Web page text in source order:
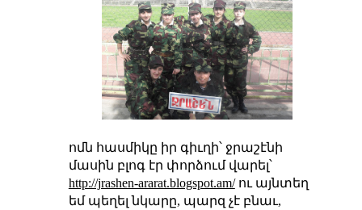
ոմն հասմիկը իր գիւղի՝ ջրաշէնի
մասին բլոգ էր փորձում վարել՝
http://jrashen-ararat.blogspot.am/ու այնտեղ
եմ պեղել նկարը, պարզ չէ բնաւ,